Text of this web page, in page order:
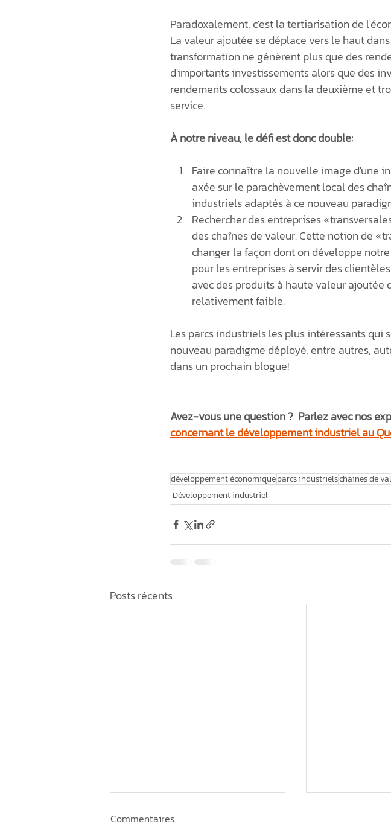
Paradoxalement, c'est la tertiarisation de
La valeur ajoutée se déplace vers le haut
transformation ne génèrent plus que des
d'importants investissements alors que des
rendements colossaux dans la deuxième et
service.
À notre niveau, le défi est donc double:
Faire connaître la nouvelle image d'une
axée sur le parachèvement local des
industriels adaptés à ce nouveau
Rechercher des entreprises
des chaînes de valeur. Cette notion de
changer la façon dont on développe
pour les entreprises à servir des
avec des produits à haute valeur
relativement faible.
Les parcs industriels les plus intéressants
nouveau paradigme déployé, entre autres,
dans un prochain blogue!
Avez-vous une question ?  Parlez avec nos
concernant le développement industriel au
développement économiqueparcs industrielschaines de
Développement industriel
Posts récents
Commentaires